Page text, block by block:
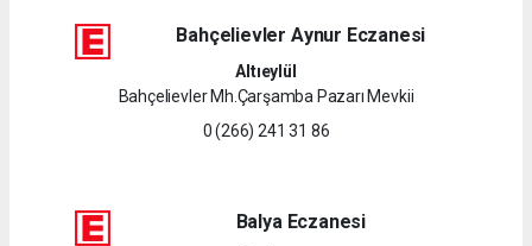
Bahçelievler Aynur Eczanesi
Altıeylül
Bahçelievler Mh.Çarşamba Pazarı Mevkii
0 (266) 241 31 86
Balya Eczanesi